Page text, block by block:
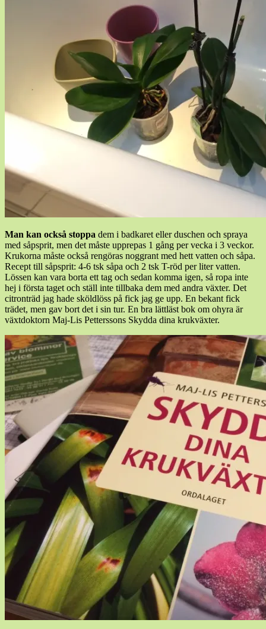
Man kan också stoppa dem i badkaret eller duschen och spraya
med såpsprit, men det måste upprepas 1 gång per vecka i 3 veckor.
Krukorna måste också rengöras noggrant med hett vatten och såpa.
Recept till såpsprit: 4-6 tsk såpa och 2 tsk T-röd per liter vatten.
Lössen kan vara borta ett tag och sedan komma igen, så ropa inte
hej i första taget och ställ inte tillbaka dem med andra växter. Det
citronträd jag hade sköldlöss på fick jag ge upp. En bekant fick
trädet, men gav bort det i sin tur. En bra lättläst bok om ohyra är
växtdoktorn Maj-Lis Petterssons Skydda dina krukväxter.